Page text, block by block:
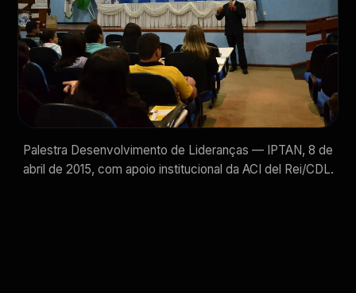
Palestra Desenvolvimento de Lideranças — IPTAN, 8 de
abril de 2015, com apoio institucional da ACI del Rei/CDL.